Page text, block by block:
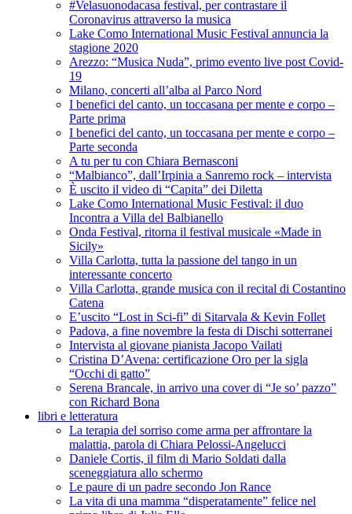
#Velasuonodacasa festival, per contrastare il
Coronavirus attraverso la musica
Lake Como International Music Festival annuncia la
stagione 2020
Arezzo: “Musica Nuda”, primo evento live post Covid-
19
Milano, concerti all’alba al Parco Nord
I benefici del canto, un toccasana per mente e corpo –
Parte prima
I benefici del canto, un toccasana per mente e corpo –
Parte seconda
A tu per tu con Chiara Bernasconi
“Malbianco”, dall’Irpinia a Sanremo rock – intervista
È uscito il video di “Capita” dei Diletta
Lake Como International Music Festival: il duo
Incontra a Villa del Balbianello
Onda Festival, ritorna il festival musicale «Made in
Sicily»
Villa Carlotta, tutta la passione del tango in un
interessante concerto
Villa Carlotta, grande musica con il recital di Costantino
Catena
E’uscito “Lost in Sci-fi” di Sitarvala & Kevin Follet
Padova, a fine novembre la festa di Dischi sotterranei
Intervista al giovane pianista Jacopo Vailati
Cristina D’Avena: certificazione Oro per la sigla
“Occhi di gatto”
Serena Brancale, in arrivo una cover di “Je so’ pazzo”
con Richard Bona
libri e letteratura
La terapia del sorriso come arma per affrontare la
malattia, parola di Chiara Pelossi-Angelucci
Daniele Cortis, il film di Mario Soldati dalla
sceneggiatura allo schermo
Le paure di un padre secondo Jon Rance
La vita di una mamma “disperatamente” felice nel